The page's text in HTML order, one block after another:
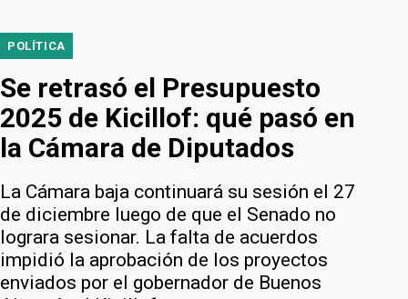
POLÍTICA
Se retrasó el Presupuesto
2025 de Kicillof: qué pasó en
la Cámara de Diputados
La Cámara baja continuará su sesión el 27
de diciembre luego de que el Senado no
lograra sesionar. La falta de acuerdos
impidió la aprobación de los proyectos
enviados por el gobernador de Buenos